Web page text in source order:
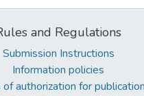
and Regulations
Submission Instructions
Information policies
of authorization for publication